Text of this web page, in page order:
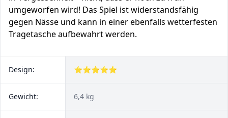
umgeworfen wird! Das Spiel ist widerstandsfähig
gegen Nässe und kann in einer ebenfalls wetterfesten
Tragetasche aufbewahrt werden.
Design: ⭐⭐⭐⭐⭐
Gewicht: 6,4 kg